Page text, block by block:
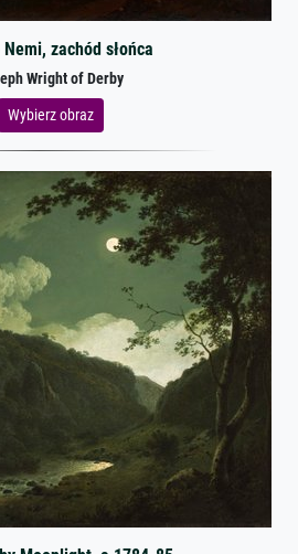
zachód słońca
Wright of Derby
Wybierz obraz